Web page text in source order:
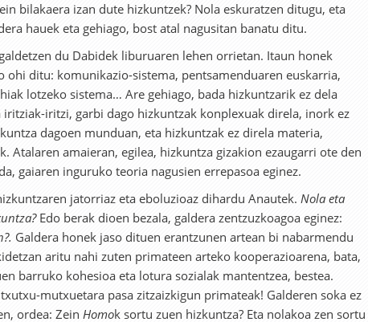
bilakaera izan dute hizkuntzek? Nola eskuratzen ditugu, eta
hauek eta gehiago, bost atal nagusitan banatu ditu.
du Dabidek liburuaren lehen orrietan. Itaun honek
ohi ditu: komunikazio-sistema, pentsamenduaren euskarria,
lotzeko sistema… Are gehiago, bada hizkuntzarik ez dela
iritziak-iritzi, garbi dago hizkuntzak konplexuak direla, inork ez
dagoen munduan, eta hizkuntzak ez direla materia,
Atalaren amaieran, egilea, hizkuntza gizakion ezaugarri ote den
gaiaren inguruko teoria nagusien errepasoa eginez.
jatorriaz eta eboluzioaz dihardu Anautek. Nola eta
Edo berak dioen bezala, galdera zentzuzkoagoa eginez:
Galdera honek jaso dituen erantzunen artean bi nabarmendu
aritu nahi zuten primateen arteko kooperazioarena, bata,
barruko kohesioa eta lotura sozialak mantentzea, bestea.
mutxuetara pasa zitzaizkigun primateak! Galderen soka ez
ordea: Zein Homok sortu zuen hizkuntza? Eta nolakoa zen sortu